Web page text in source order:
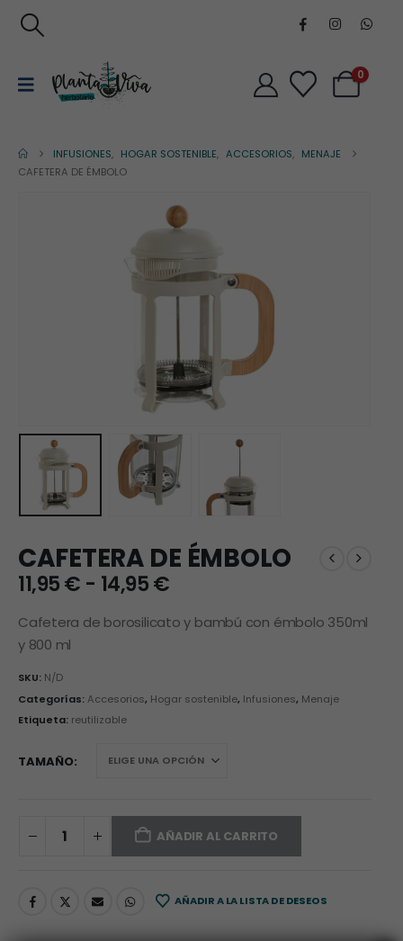
0
INFUSIONES, HOGAR SOSTENIBLE, ACCESORIOS, MENAJE
CAFETERA DE ÉMBOLO
CAFETERA DE ÉMBOLO
11,95€ - 14,95€Rango
precios:
14,95 €
Cafetera de borosilicato y bambú con émbolo 350ml
y 800 ml
SKU: N/D
Categorías:Accesorios, Hogar sostenible, Infusiones, Menaje
Etiqueta: reutilizable
TAMAÑO
AÑADIR AL CARRITO
AÑADIR A LA LISTA DE DESEOS